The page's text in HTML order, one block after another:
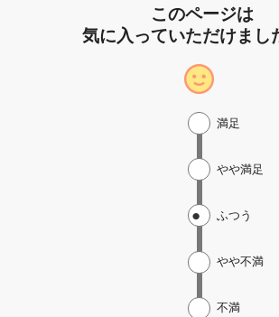
このページは
気に入っていただけまし
不満
やや不満
ふつう
やや満足
満足